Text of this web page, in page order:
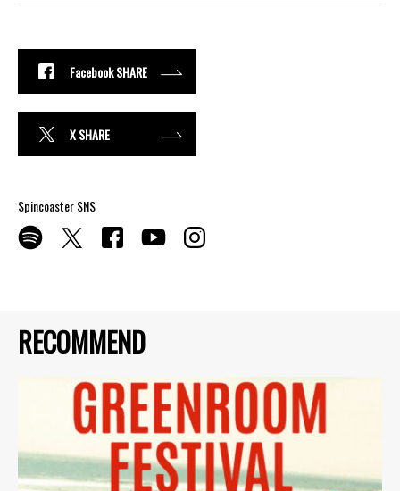
RECOMMEND
Facebook SHARE
X SHARE
Spincoaster SNS